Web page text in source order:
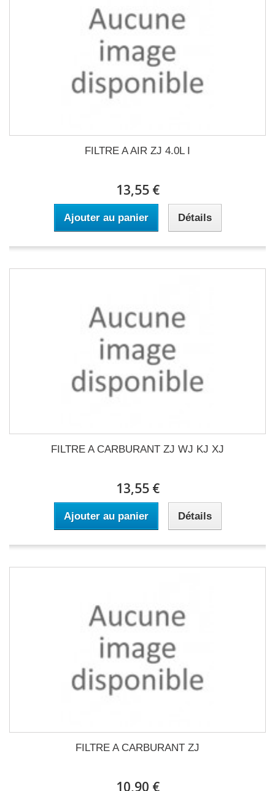
FILTRE A AIR ZJ 4.0L I
13,55 €
Ajouter au panier Détails
FILTRE A CARBURANT ZJ WJ KJ XJ
13,55 €
Ajouter au panier Détails
FILTRE A CARBURANT ZJ
10,90 €